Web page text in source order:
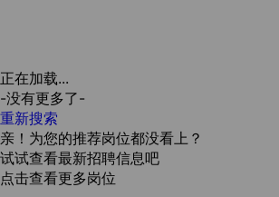
正在加载...
-没有更多了-
重新搜索
亲！为您的推荐岗位都没看上？
试试查看最新招聘信息吧
点击查看更多岗位